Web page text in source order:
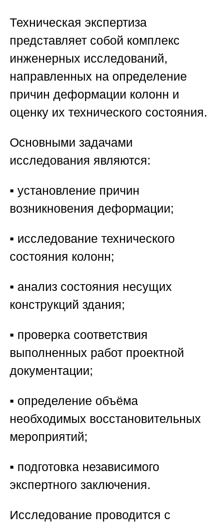
Техническая экспертиза
представляет собой комплекс
инженерных исследований,
направленных на определение
причин деформации колонн и
оценку их технического состояния.
Основными задачами
исследования являются:
▪️ установление причин
возникновения деформации;
▪️ исследование технического
состояния колонн;
▪️ анализ состояния несущих
конструкций здания;
▪️ проверка соответствия
выполненных работ проектной
документации;
▪️ определение объёма
необходимых восстановительных
мероприятий;
▪️ подготовка независимого
экспертного заключения.
Исследование проводится с